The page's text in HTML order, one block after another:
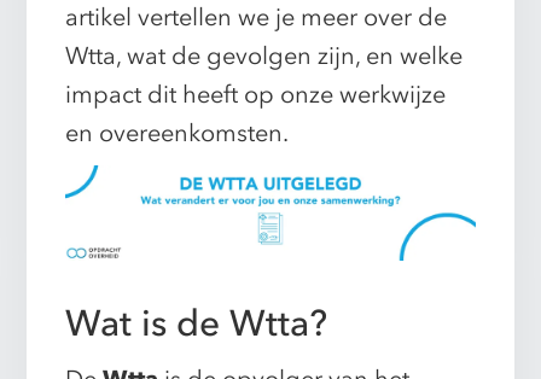
artikel vertellen we je meer over de
Wtta, wat de gevolgen zijn, en welke
impact dit heeft op onze werkwijze
en overeenkomsten.
Wat is de Wtta?